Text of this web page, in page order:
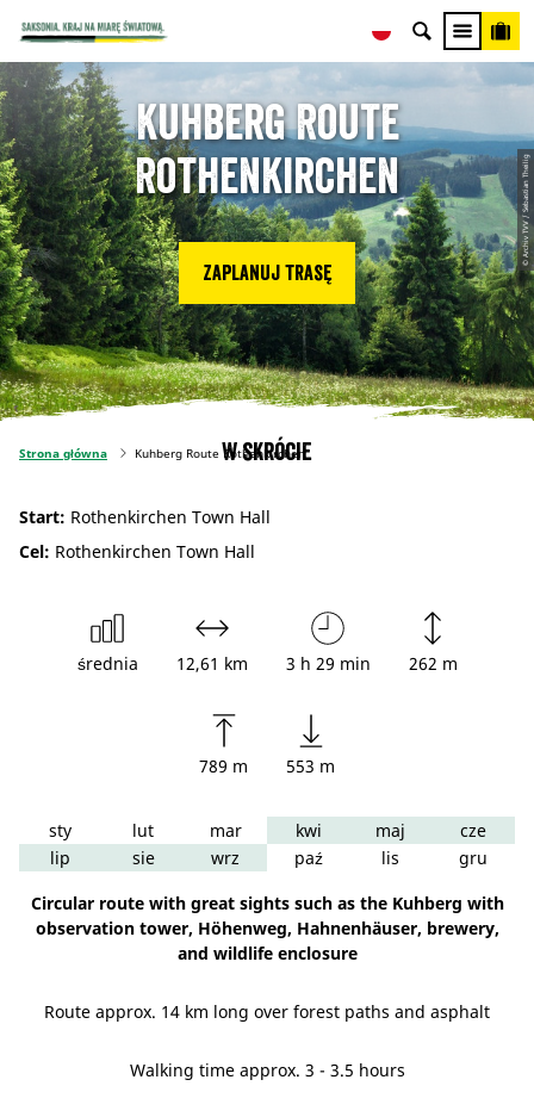
© Archiv TVV / Sebastian Theilig
Kuhberg Route
Rothenkirchen
Zaplanuj trasę
Strona główna Kuhberg Route Rothenkirchen
W skrócie
Start: Rothenkirchen Town Hall
Cel: Rothenkirchen Town Hall
średnia 12,61 km 3 h 29 min 262 m
789 m 553 m
sty lut mar kwi maj
cze
lip
sie wrz paź lis gru
Circular route with great sights such as the Kuhberg with
observation tower, Höhenweg, Hahnenhäuser, brewery,
and wildlife enclosure
Route approx. 14 km long over forest paths and asphalt
Walking time approx. 3 - 3.5 hours